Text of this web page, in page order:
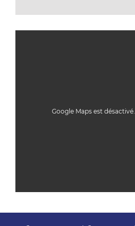
Google Maps est désactivé.